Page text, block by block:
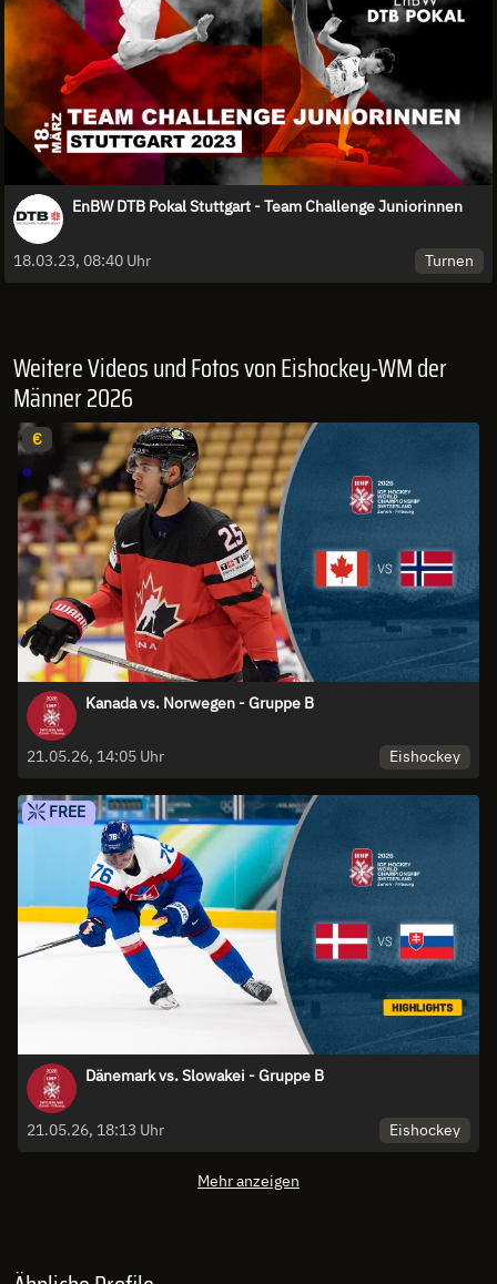
EnBW DTB Pokal Stuttgart - Team Challenge Juniorinnen
18.03.23, 08:40 Uhr Turnen
Weitere Videos und Fotos von Eishockey-WM der
Männer 2026
€
Kanada vs. Norwegen - Gruppe B
21.05.26, 14:05 Uhr Eishockey
FREE
Dänemark vs. Slowakei - Gruppe B
21.05.26, 18:13 Uhr Eishockey
Mehr anzeigen